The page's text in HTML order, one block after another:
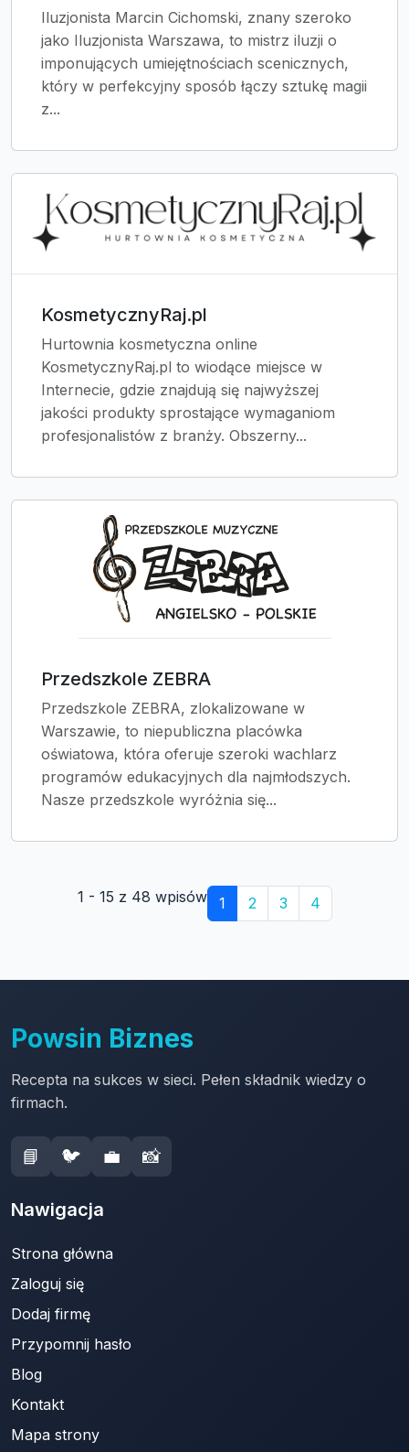
Iluzjonista Marcin Cichomski, znany szeroko
jako Iluzjonista Warszawa, to mistrz iluzji o
imponujących umiejętnościach scenicznych,
który w perfekcyjny sposób łączy sztukę magii
z...
KosmetycznyRaj.pl
Hurtownia kosmetyczna online
KosmetycznyRaj.pl to wiodące miejsce w
Internecie, gdzie znajdują się najwyższej
jakości produkty sprostające wymaganiom
profesjonalistów z branży. Obszerny...
Przedszkole ZEBRA
Przedszkole ZEBRA, zlokalizowane w
Warszawie, to niepubliczna placówka
oświatowa, która oferuje szeroki wachlarz
programów edukacyjnych dla najmłodszych.
Nasze przedszkole wyróżnia się...
1 - 15 z 48 wpisów 1 2 3 4
Powsin Biznes
Recepta na sukces w sieci. Pełen składnik wiedzy o
firmach.
📘 🐦 💼 📸
Nawigacja
Strona główna
Zaloguj się
Dodaj firmę
Przypomnij hasło
Blog
Kontakt
Mapa strony